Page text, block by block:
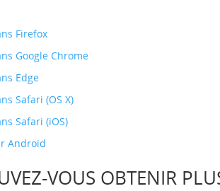
Firefox
Google Chrome
Edge
Safari (OS X)
Safari (iOS)
Android
VOUS OBTENIR